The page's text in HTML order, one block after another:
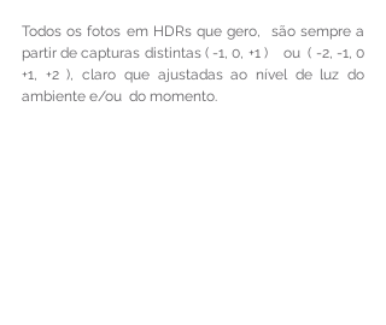
Todos os fotos em HDRs que gero,  são sempre a
partir de capturas distintas ( -1, 0, +1 )    ou  ( -2, -1, 0
+1, +2 ), claro que ajustadas ao nível de luz do
ambiente e/ou  do momento.